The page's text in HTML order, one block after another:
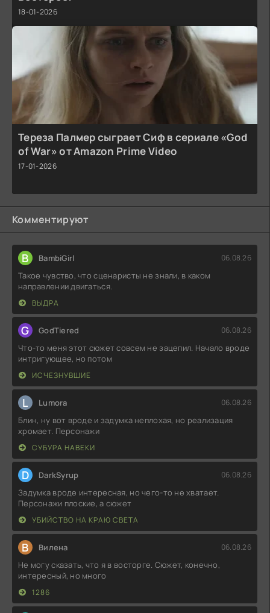
18-01-2026
Тереза Палмер сыграет Сиф в сериале «God
of War» от Amazon Prime Video
17-01-2026
Комментируют
B BambiGirl 06.08.26
Такое чувство, что сценаристы не знали, в каком
направлении двигаться.
ВЫДРА
G GodTiered 06.08.26
Что-то меня этот сюжет совсем не зацепил. Начало вроде
интригующее, но потом
ИСЧЕЗНУВШИЕ
L Lumora 06.08.26
Блин, ну вот вроде и задумка неплохая, но реализация
хромает. Персонажи
СУБУРА НАВЕКИ
D DarkSyrup 06.08.26
Задумка вроде интересная, но чего-то не хватает.
Персонажи плоские, а сюжет
УБИЙСТВО НА КРАЮ СВЕТА
В Вилена 06.08.26
Не могу сказать, что я в восторге. Сюжет, конечно,
интересный, но много
1286